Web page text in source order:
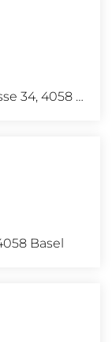
St. Michael, Kirche, Allmendstrasse 34, 4058 Basel
Basel